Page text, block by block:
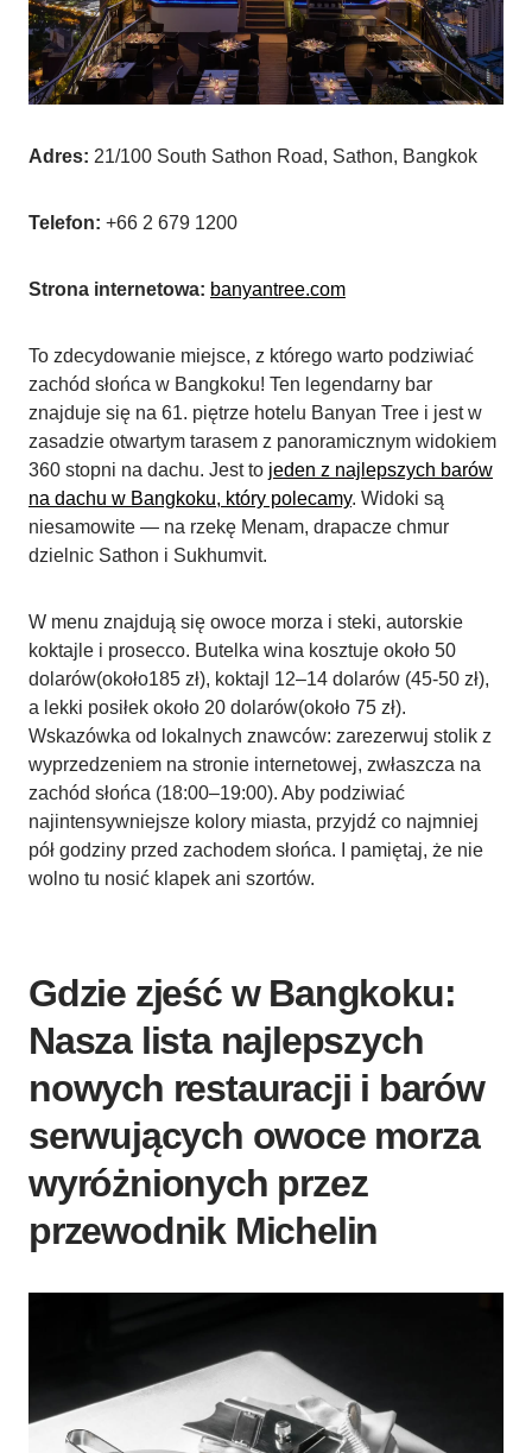
Adres: 21/100 South Sathon Road, Sathon, Bangkok
Telefon: +66 2 679 1200
Strona internetowa: banyantree.com
To zdecydowanie miejsce, z którego warto podziwiać
zachód słońca w Bangkoku! Ten legendarny bar
znajduje się na 61. piętrze hotelu Banyan Tree i jest w
zasadzie otwartym tarasem z panoramicznym widokiem
360 stopni na dachu. Jest to jeden z najlepszych barów
na dachu w Bangkoku, który polecamy. Widoki są
niesamowite — na rzekę Menam, drapacze chmur
dzielnic Sathon i Sukhumvit.
W menu znajdują się owoce morza i steki, autorskie
koktajle i prosecco. Butelka wina kosztuje około 50
dolarów(około185 zł), koktajl 12–14 dolarów (45-50 zł),
a lekki posiłek około 20 dolarów(około 75 zł).
Wskazówka od lokalnych znawców: zarezerwuj stolik z
wyprzedzeniem na stronie internetowej, zwłaszcza na
zachód słońca (18:00–19:00). Aby podziwiać
najintensywniejsze kolory miasta, przyjdź co najmniej
pół godziny przed zachodem słońca. I pamiętaj, że nie
wolno tu nosić klapek ani szortów.
Gdzie zjeść w Bangkoku:
Nasza lista najlepszych
nowych restauracji i barów
serwujących owoce morza
wyróżnionych przez
przewodnik Michelin